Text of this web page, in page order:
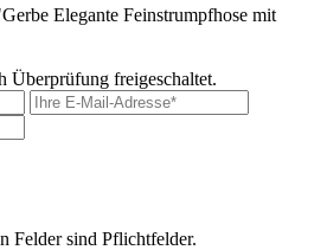
Elegante Feinstrumpfhose mit
Überprüfung freigeschaltet.
Felder sind Pflichtfelder.